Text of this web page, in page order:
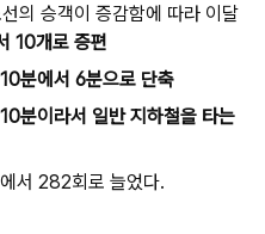
의 승객이 증감함에 따라 이달
10개로 증편
10분에서 6분으로 단축
분이라서 일반 지하철을 타는
서 282회로 늘었다.